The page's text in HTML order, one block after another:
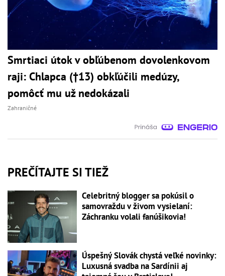
Smrtiaci útok v obľúbenom dovolenkovom
raji: Chlapca (†13) obkľúčili medúzy,
pomôcť mu už nedokázali
Zahraničné
PREČÍTAJTE SI TIEŽ
Celebritný blogger sa pokúsil o
samovraždu v živom vysielaní:
Záchranku volali fanúšikovia!
Úspešný Slovák chystá veľké novinky:
Luxusná svadba na Sardínii aj